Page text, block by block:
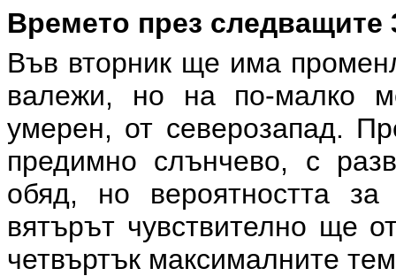
Времето през следващите
Във вторник ще има
валежи, но на по-малко
умерен, от северозапад.
предимно слънчево, с
обяд, но вероятността
вятърът чувствително ще
четвъртък максималните